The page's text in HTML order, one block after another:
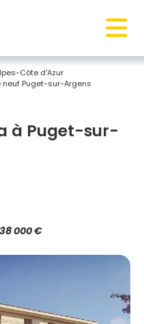
Côte d'Azur
neuf Puget-sur-Argens
à Puget-sur-
000 €